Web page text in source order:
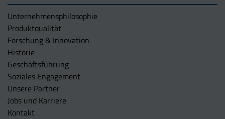
Unternehmens­philosophie
Produktqualität
Forschung & Innovation
Historie
Geschäftsführung
Soziales Engagement
Unsere Partner
Jobs und Karriere
Kontakt